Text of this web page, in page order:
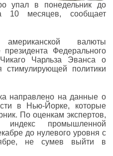
упал в понедельник до
10 месяцев, сообщает
валюты
президента Федерального
Чарльза Эванса о
стимулирующей политики
направлено на данные о
в Нью-Йорке, которые
По оценкам экспертов,
индекс промышленной
до нулевого уровня с
не сумев выйти в